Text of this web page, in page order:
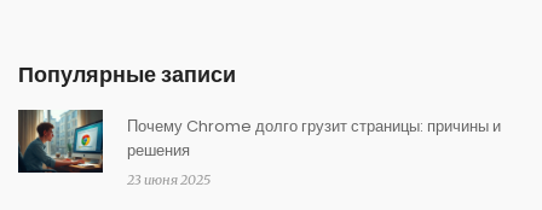
Популярные записи
Почему Chrome долго грузит страницы: причины и
решения
23 июня 2025